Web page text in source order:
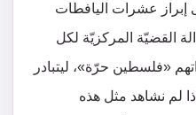
إبراز عشرات اليافطات
القضيّة المركزيّة لكل
«فلسطين حرّة»، ليتبادر
لم نشاهد مثل هذه